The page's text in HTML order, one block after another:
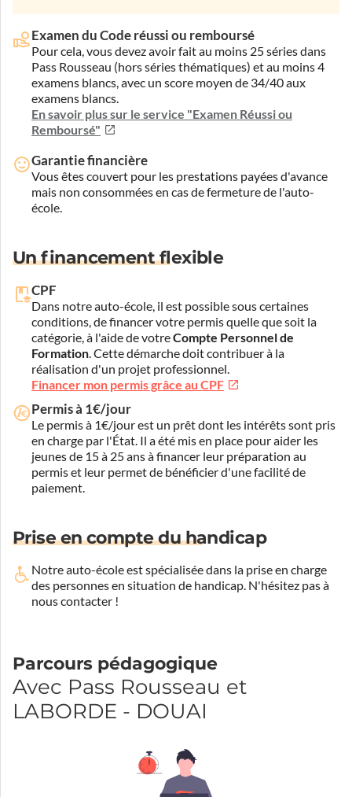
Examen du Code réussi ou remboursé
Pour cela, vous devez avoir fait au moins 25 séries dans
Pass Rousseau (hors séries thématiques) et au moins 4
examens blancs, avec un score moyen de 34/40 aux
examens blancs.
En savoir plus sur le service "Examen Réussi ou
Remboursé"
Garantie financière
Vous êtes couvert pour les prestations payées d'avance
mais non consommées en cas de fermeture de l'auto-
école.
Un financement flexible
CPF
Dans notre auto-école, il est possible sous certaines
conditions, de financer votre permis quelle que soit la
catégorie, à l'aide de votreCompte Personnel de
Formation. Cette démarche doit contribuer à la
réalisation d'un projet professionnel.
Financer mon permis grâce au CPF
Permis à 1€/jour
Le permis à 1€/jour est un prêt dont les intérêts sont pris
en charge par l'État. Il a été mis en place pour aider les
jeunes de 15 à 25 ans à financer leur préparation au
permis et leur permet de bénéficier d'une facilité de
paiement.
Prise en compte du handicap
Notre auto-école est spécialisée dans la prise en charge
des personnes en situation de handicap. N'hésitez pas à
nous contacter !
Parcours pédagogique
Avec Pass Rousseau et
LABORDE - DOUAI